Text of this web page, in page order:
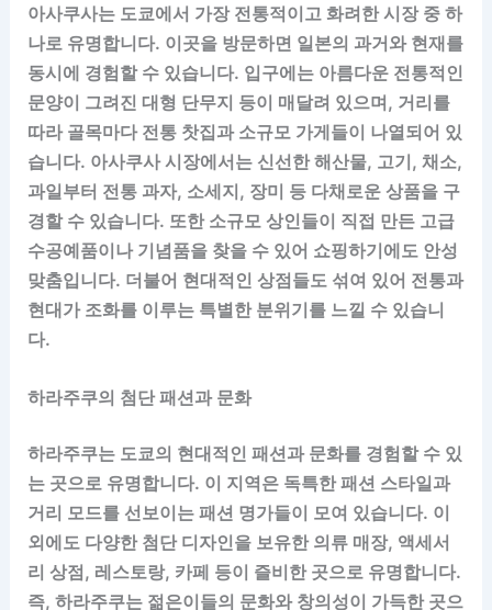
아사쿠사는 도쿄에서 가장 전통적이고 화려한 시장 중 하
나로 유명합니다. 이곳을 방문하면 일본의 과거와 현재를
동시에 경험할 수 있습니다. 입구에는 아름다운 전통적인
문양이 그려진 대형 단무지 등이 매달려 있으며, 거리를
따라 골목마다 전통 찻집과 소규모 가게들이 나열되어 있
습니다. 아사쿠사 시장에서는 신선한 해산물, 고기, 채소,
과일부터 전통 과자, 소세지, 장미 등 다채로운 상품을 구
경할 수 있습니다. 또한 소규모 상인들이 직접 만든 고급
수공예품이나 기념품을 찾을 수 있어 쇼핑하기에도 안성
맞춤입니다. 더불어 현대적인 상점들도 섞여 있어 전통과
현대가 조화를 이루는 특별한 분위기를 느낄 수 있습니
다.
하라주쿠의 첨단 패션과 문화
하라주쿠는 도쿄의 현대적인 패션과 문화를 경험할 수 있
는 곳으로 유명합니다. 이 지역은 독특한 패션 스타일과
거리 모드를 선보이는 패션 명가들이 모여 있습니다. 이
외에도 다양한 첨단 디자인을 보유한 의류 매장, 액세서
리 상점, 레스토랑, 카페 등이 즐비한 곳으로 유명합니다.
즉, 하라주쿠는 젊은이들의 문화와 창의성이 가득한 곳으